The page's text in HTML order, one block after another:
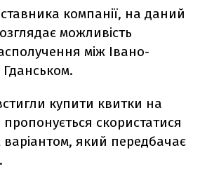
компанії, на даний
можливість
між Івано-
купити квитки на
пропонується скористатися
який передбачає